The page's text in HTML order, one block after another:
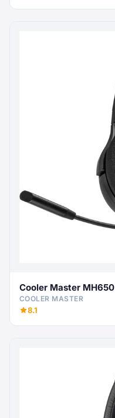
Cooler Master MH650
COOLER MASTER
8.1